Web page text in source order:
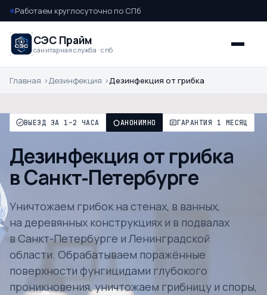
●Работаем круглосуточно по СПб
СЭС Прайм
санитарная служба · спб
Главная Дезинфекция Дезинфекция от грибка
ВЫЕЗД ЗА 1–2 ЧАСА АНОНИМНО ГАРАНТИЯ 1 МЕСЯЦ
Дезинфекция от грибка
в Санкт-Петербурге
Уничтожаем грибок на стенах, в ванных,
на деревянных конструкциях и в подвалах
в Санкт-Петербурге и Ленинградской
области. Обрабатываем поражённые
поверхности фунгицидами глубокого
проникновения, уничтожаем грибницу и споры,